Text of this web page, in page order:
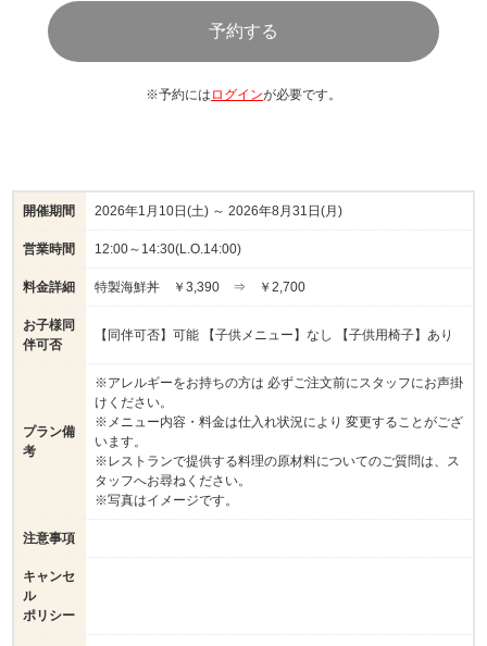
※予約には ログインが必要です。
開催期間 2026年1月10日(土) ～ 2026年8月31日(月)
営業時間 12:00～14:30(L.O.14:00)
料金詳細 特製海鮮丼 ￥3,390 ⇒ ￥2,700
お子様同
伴可否
【同伴可否】可能 【子供メニュー】なし 【子供用椅子】あり
プラン備
考
※アレルギーをお持ちの方は 必ずご注文前にスタッフにお声掛
けください。
※メニュー内容・料金は仕入れ状況により 変更することがござ
います。
※レストランで提供する料理の原材料についてのご質問は、ス
タッフへお尋ねください。
※写真はイメージです。
注意事項
キャンセ
ル
ポリシー